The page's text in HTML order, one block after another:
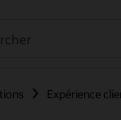
Expérience